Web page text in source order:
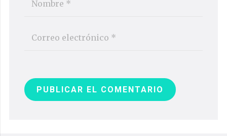
PUBLICAR EL COMENTARIO